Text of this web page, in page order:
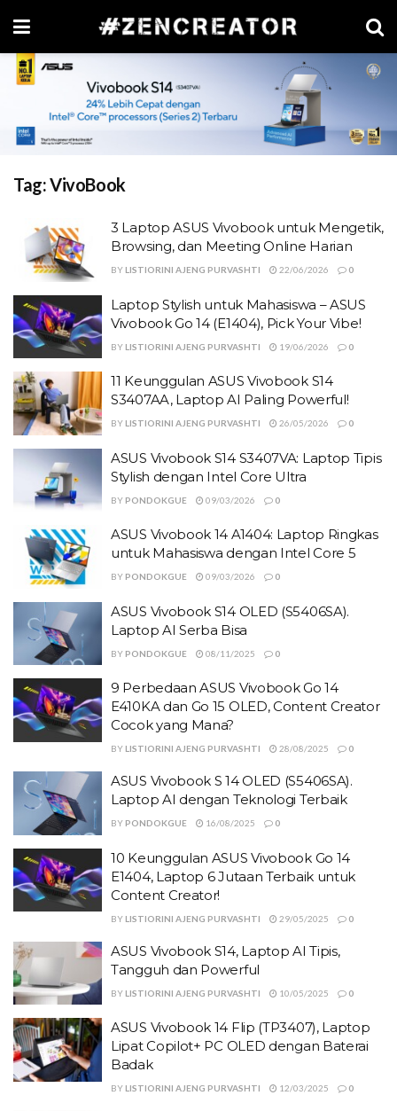
Tag:VivoBook
3 Laptop ASUS Vivobook untuk Mengetik,
Browsing, dan Meeting Online Harian
BY LISTIORINI AJENG PURVASHTI 22/06/2026 0
Laptop Stylish untuk Mahasiswa – ASUS
Vivobook Go 14 (E1404), Pick Your Vibe!
BY LISTIORINI AJENG PURVASHTI 19/06/2026 0
11 Keunggulan ASUS Vivobook S14
S3407AA, Laptop AI Paling Powerful!
BY LISTIORINI AJENG PURVASHTI 26/05/2026 0
ASUS Vivobook S14 S3407VA: Laptop Tipis
Stylish dengan Intel Core Ultra
BY PONDOKGUE 09/03/2026 0
ASUS Vivobook 14 A1404: Laptop Ringkas
untuk Mahasiswa dengan Intel Core 5
BY PONDOKGUE 09/03/2026 0
ASUS Vivobook S14 OLED (S5406SA).
Laptop AI Serba Bisa
BY PONDOKGUE 08/11/2025 0
9 Perbedaan ASUS Vivobook Go 14
E410KA dan Go 15 OLED, Content Creator
Cocok yang Mana?
BY LISTIORINI AJENG PURVASHTI 28/08/2025 0
ASUS Vivobook S 14 OLED (S5406SA).
Laptop AI dengan Teknologi Terbaik
BY PONDOKGUE 16/08/2025 0
10 Keunggulan ASUS Vivobook Go 14
E1404, Laptop 6 Jutaan Terbaik untuk
Content Creator!
BY LISTIORINI AJENG PURVASHTI 29/05/2025 0
ASUS Vivobook S14, Laptop AI Tipis,
Tangguh dan Powerful
BY LISTIORINI AJENG PURVASHTI 10/05/2025 0
ASUS Vivobook 14 Flip (TP3407), Laptop
Lipat Copilot+ PC OLED dengan Baterai
Badak
BY LISTIORINI AJENG PURVASHTI 12/03/2025 0